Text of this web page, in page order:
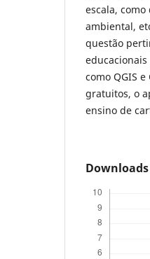
escala,
ambiental,
questão
como QGIS
gratuitos, o
ensino de
Downloads